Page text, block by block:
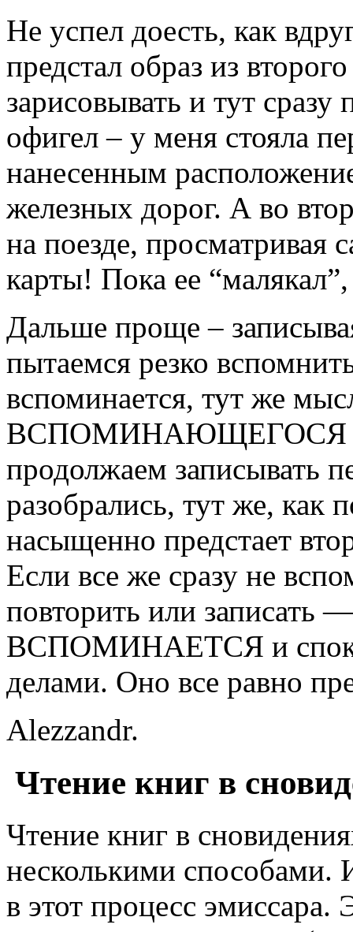
Не успел доесть, как
предстал образ из
зарисовывать и тут
офигел – у меня стояла
нанесенным
железных дорог. А во
на поезде, просматривая
карты! Пока ее
Дальше проще –
пытаемся резко
вспоминается, тут же
ВСПОМИНАЮЩЕГОСЯ и,
продолжаем записывать
разобрались, тут же, как
насыщенно предстает
Если все же сразу не
повторить или записать
ВСПОМИНАЕТСЯ и
делами. Оно все равно
Alezzandr.
Чтение книг в
Чтение книг в
несколькими способами.
в этот процесс эмиссара.